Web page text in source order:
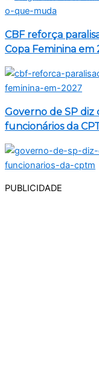
CBF reforça
Copa Feminina em
Governo de SP diz
funcionários da
PUBLICIDADE